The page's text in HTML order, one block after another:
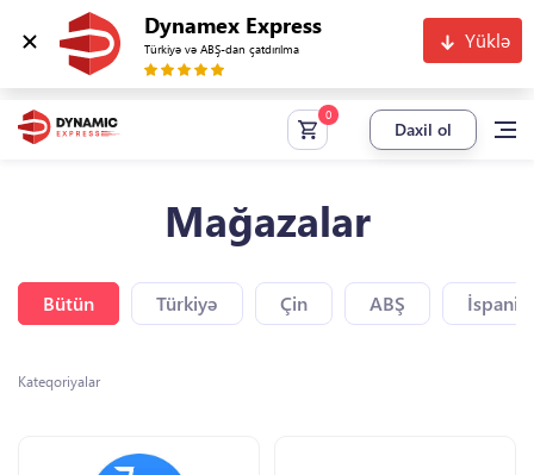
Dynamex Express
Türkiyə və ABŞ-dan çatdırılma Yüklə
Daxil ol
Mağazalar
Bütün Türkiyə Çin ABŞ
Kateqoriyalar